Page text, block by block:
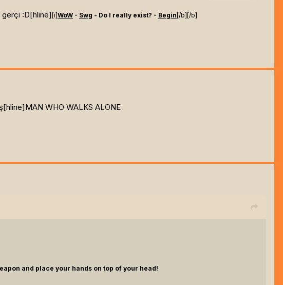
gerçi :D[hline] [i]WoW - Swg - Do I really exist? - Begin [/b] [/b]
MAN WHO WALKS ALONE
and place your hands on top of your head!